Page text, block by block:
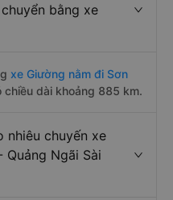
bằng xe
xe Giường nằm đi Sơn
chiều dài khoảng 885 km.
nhiêu chuyến xe
Ngãi Sài